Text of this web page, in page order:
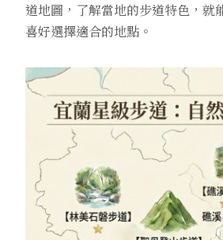
道地圖，了解當地的步道特色，就
喜好選擇適合的地點。